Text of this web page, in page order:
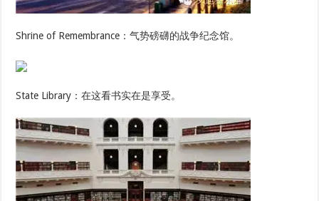
Shrine of Remembrance：气势磅礴的战争纪念馆。
State Library：在这看书实在是享受。